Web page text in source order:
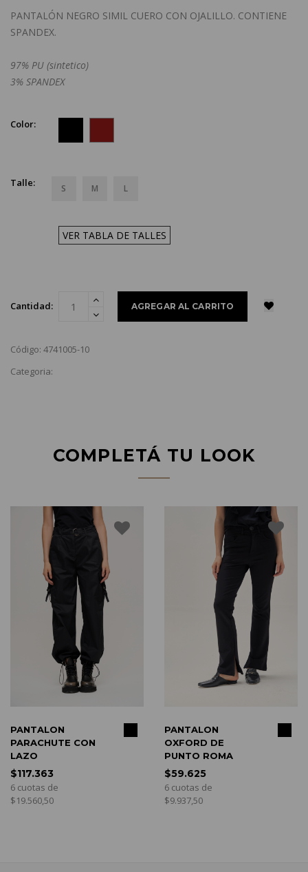
PANTALÓN NEGRO SIMIL CUERO CON OJALILLO. CONTIENE
SPANDEX.
97% PU (sintetico)
3% SPANDEX
Color:
Talle: S M L
VER TABLA DE TALLES
Cantidad:
Código: 4741005-10
Categoria:
COMPLETÁ TU LOOK
CON
de
PANTALON
OXFORD DE
PUNTO ROMA
$59.625
6 cuotas de
$9.937,50